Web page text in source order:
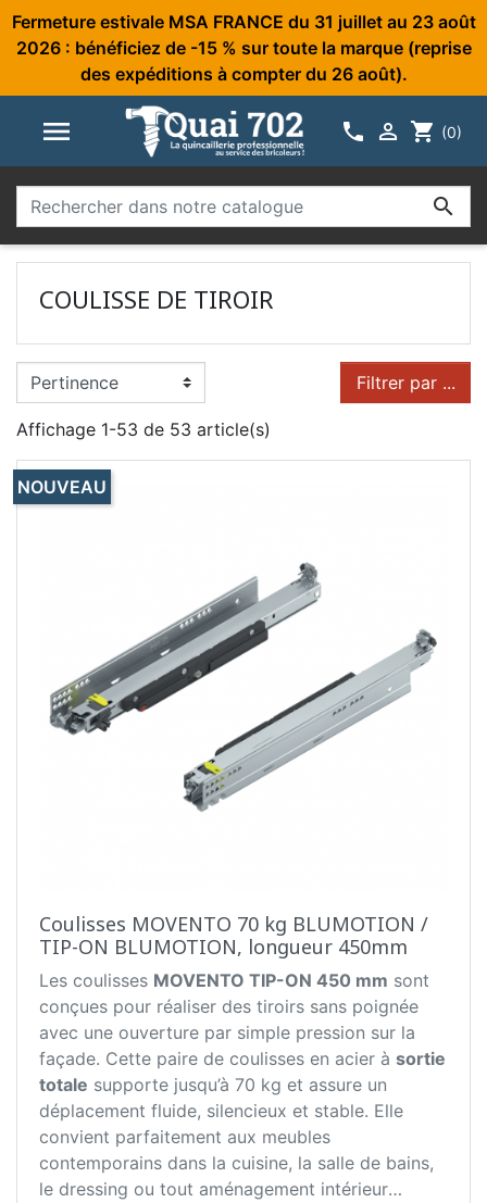
Fermeture estivale MSA FRANCE du 31 juillet au 23 août
2026 : bénéficiez de -15 % sur toute la marque (reprise
des expéditions à compter du 26 août).
   shopping_cart (0)

COULISSE DE TIROIR
Filtrer par ...
Affichage 1-53 de 53 article(s)
Coulisses MOVENTO 70 kg BLUMOTION /
TIP-ON BLUMOTION, longueur 450mm
Les coulisses MOVENTO TIP-ON 450 mm sont
conçues pour réaliser des tiroirs sans poignée
avec une ouverture par simple pression sur la
façade. Cette paire de coulisses en acier à sortie
totale supporte jusqu’à 70 kg et assure un
déplacement fluide, silencieux et stable. Elle
convient parfaitement aux meubles
contemporains dans la cuisine, la salle de bains,
le dressing ou tout aménagement intérieur
NOUVEAU